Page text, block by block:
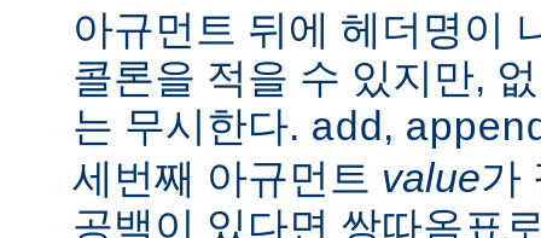
아규먼트 뒤에 헤더명이
콜론을 적을 수 있지만,
는 무시한다. add,
세번째 아규먼트 value가
공백이 있다면 쌍따옴표